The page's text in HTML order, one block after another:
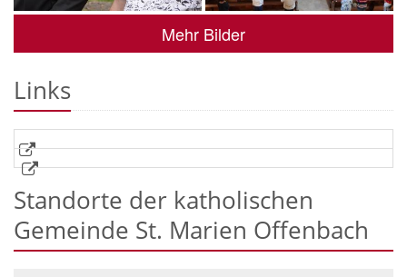
Mehr Bilder
Links
Standorte der katholischen
Gemeinde St. Marien Offenbach